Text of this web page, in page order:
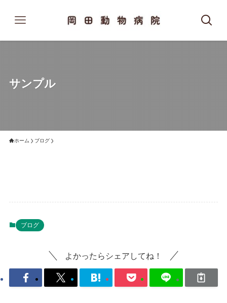
サンプル
ホーム ブログ
ブログ
よかったらシェアしてね！